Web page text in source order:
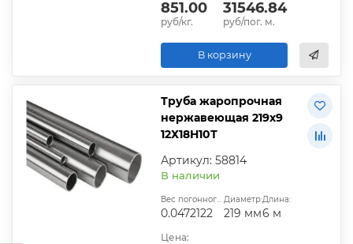
851.00
руб/кг.
31546.84
руб/пог. м.
В корзину
Труба жаропрочная
нержавеющая 219х9
12Х18Н10Т
Артикул: 58814
В наличии
Вес погонного метра, т.:
0.0472122
Диаметр:
219 мм
Длина:
6 м
Цена: